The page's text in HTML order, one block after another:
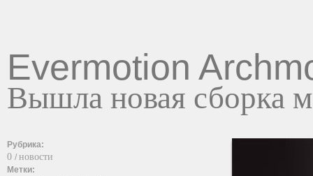
Evermotion
Вышла новая сборка
Рубрика:
0 / новости
Метки: